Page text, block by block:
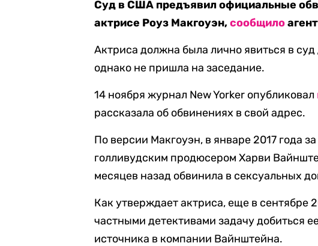
Суд в США предъявил официальные
актрисе Роуз Макгоуэн,сообщило
Актриса должна была лично явиться в
однако не пришла на заседание.
14 ноября журнал New Yorker опубликовал
рассказала об обвинениях в свой адрес.
По версии Макгоуэн, в январе 2017 года
голливудским продюсером Харви
месяцев назад обвинила в сексуальных
Как утверждает актриса, еще в сентябре
частными детективами задачу добиться
источника в компании Вайнштейна.